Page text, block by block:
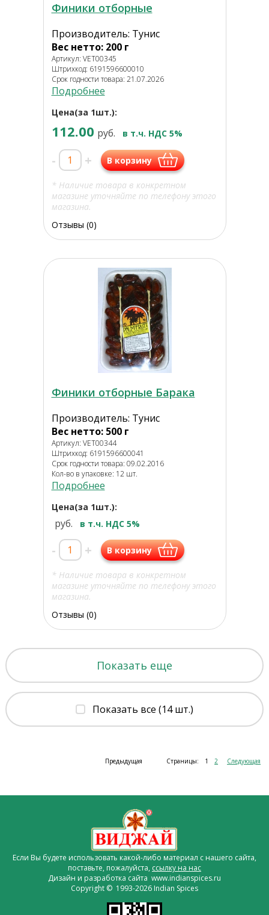
Финики отборные
Производитель: Тунис
Вес нетто: 200 г
Артикул: VET00345
Штрихкод: 6191596600010
Срок годности товара: 21.07.2026
Подробнее
Цена(за 1шт.):
112.00 руб. в т.ч. НДС 5%
- + В корзину
* Наличие товара в конкретном
магазине уточняйте по телефону этого
магазина.
Отзывы (0)
Финики отборные Барака
Производитель: Тунис
Вес нетто: 500 г
Артикул: VET00344
Штрихкод: 6191596600041
Срок годности товара: 09.02.2016
Кол-во в упаковке: 12 шт.
Подробнее
Цена(за 1шт.):
руб. в т.ч. НДС 5%
- + В корзину
* Наличие товара в конкретном
магазине уточняйте по телефону этого
магазина.
Отзывы (0)
Показать еще
Показать все (14 шт.)
Предыдущая Страницы: 1 2 Следующая
Если Вы будете использовать какой-либо материал с нашего сайта,
поставьте, пожалуйста, ссылку на нас
Дизайн и разработка сайта www.indianspices.ru
Copyright © 1993-2026 Indian Spices